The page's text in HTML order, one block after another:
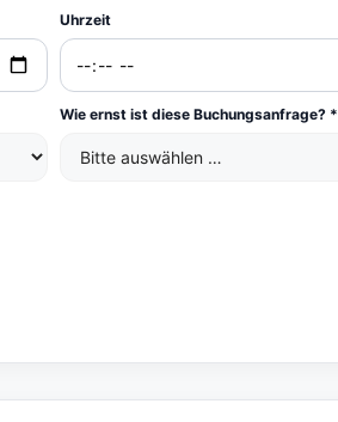
Uhrzeit
Wie ernst ist diese Buchungsanfrage? *